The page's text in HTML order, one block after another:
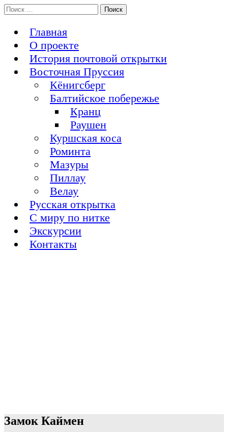
Перейти
к
История Восточной Пруссии в почтовых открытках и не
Поиск:
Главная
О проекте
История почтовой открытки
Восточная Пруссия
Кёнигсберг
Балтийское побережье
Кранц
Раушен
Куршская коса
Роминта
Мазуры
Пиллау
Велау
Русская открытка
С миру по нитке
Экскурсии
Контакты
Замок Каймен